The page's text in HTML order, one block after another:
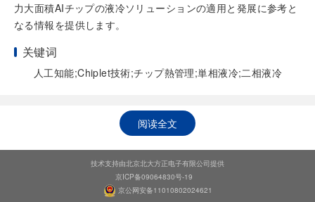
力大面積AIチップの液冷ソリューションの適用と発展に参考と
なる情報を提供します。
关键词
人工知能;Chiplet技術;チップ熱管理;単相液冷;二相液冷
阅读全文
技术支持由北京北大方正电子有限公司提供
京ICP备09064830号-19
京公网安备11010802024621